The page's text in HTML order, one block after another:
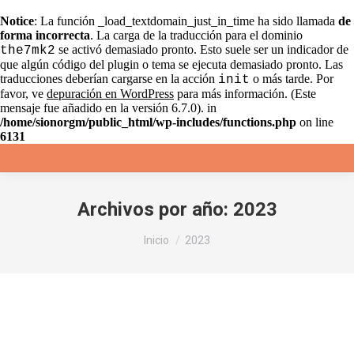
Notice: La función _load_textdomain_just_in_time ha sido llamada de
forma incorrecta. La carga de la traducción para el dominio
the7mk2 se activó demasiado pronto. Esto suele ser un indicador de
que algún código del plugin o tema se ejecuta demasiado pronto. Las
traducciones deberían cargarse en la acción init o más tarde. Por
favor, ve depuración en WordPress para más información. (Este
mensaje fue añadido en la versión 6.7.0). in
/home/sionorgm/public_html/wp-includes/functions.php on line
6131
Archivos por año: 2023
Inicio 2023